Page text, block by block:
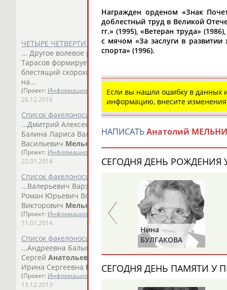
ЧЕТЫРЕ ЧЕТВЕРТИ ПУТИ
... Другое волевое решение было куда более приятным:
Тарасов формирует тройку на все времена:... ...Игр-1908?
блестящий скороход Яков
на...
(Проект: Информационное агентство СТАДИОН)
26.12.2016
Список факелоносцев эстафеты олимпийского огня в
...Дмитрий Алексеевич Балахнин Юрий Викторович
Балина Лариса Валентиновна Бархозова...
Васильевич Мельников
(Проект: Информационное агентство СТАДИОН
22.01.2014
Список факелоносцев эстафеты олимпийского огня в
...Валерьевич Варзин Владимир Сергеевич Вахнина
Роман Юрьевич Волохо Татьяна... ... Мартыненков
Викторович Мельников Павел Владимирович Метелев
(Проект: Информационное агентство СТАДИОН)
11.01.2014
Список факелоносцев эстафеты олимпийского огня в
...Андреевна Балыкина Елена Викторовна Бартенев Илья
Сергей Анатольевич
Башков Виктор... ...Медникова
Ирина Сергеевна МельниковДмитрий Олегович
(Проект: Информационное агентство СТАДИОН
13.12.2013
Награжден орденом «Знак
доблестный труд в Великой
гг.» (1995), «Ветеран труда»
с мячом «За заслуги в
спорта» (1996).
Если вы нашли ошибку в данных
информацию, внесите изменения
НАПИСАТЬАнатолий
СЕГОДНЯ ДЕНЬ РОЖДЕНИЯ
СОЛОГУБОВ
Нина
БУЛГАКОВА
СЕГОДНЯ ДЕНЬ ПАМЯТИ У